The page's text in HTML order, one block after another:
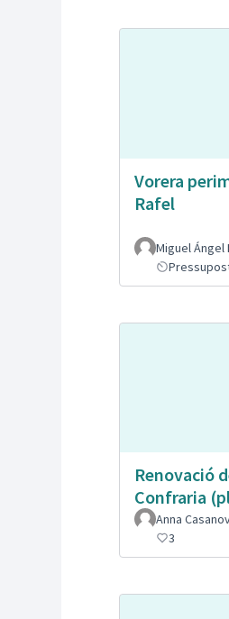
Vorera
Rafel
Miguel Ángel
Renovació
Confraria
Anna
3